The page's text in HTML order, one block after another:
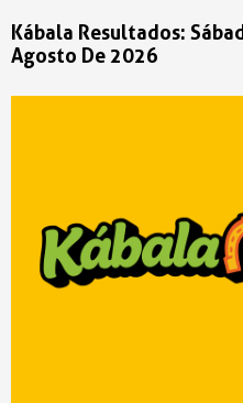
Kábala Resultados:
Agosto De 2026